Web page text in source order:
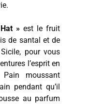
»est le fruit
de santal et de
pour vous
l’esprit en
moussant
pendant qu’il
au parfum